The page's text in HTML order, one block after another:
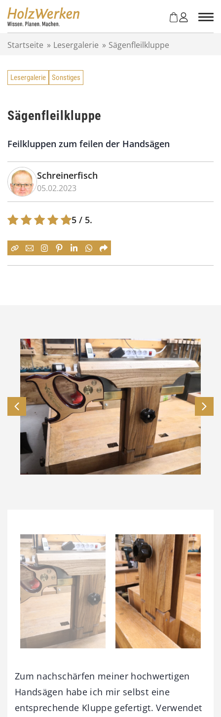
Startseite » Lesergalerie » Sägenfleilkluppe
Lesergalerie Sonstiges
Sägenfleilkluppe
Feilkluppen zum feilen der Handsägen
Schreinerfisch
05.02.2023
5 / 5.
Zum nachschärfen meiner hochwertigen
Handsägen habe ich mir selbst eine
entsprechende Kluppe gefertigt. Verwendet